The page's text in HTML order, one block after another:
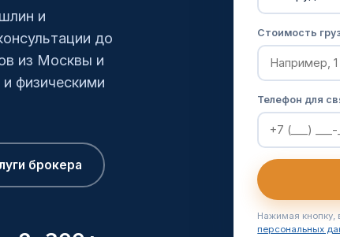
и
до
из Москвы и
физическими
брокера
Стоимость
Телефон для
Нажимая кнопку,
персональных